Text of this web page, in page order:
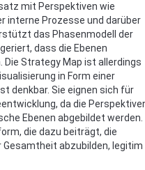
mit Perspektiven wie
interne Prozesse und darüber
das Phasenmodell der
dass die Ebenen
Strategy Map ist allerdings
in Form einer
denkbar. Sie eignen sich für
da die
Ebenen abgebildet werden.
die dazu beiträgt, die
abzubilden, legitim